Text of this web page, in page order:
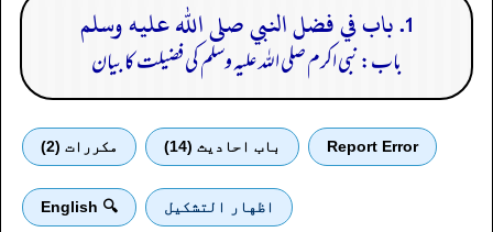
1. باب في فضل النبي صلى الله عليه وسلم
باب: نبی اکرم صلی الله علیہ وسلم کی فضیلت کا بیان
Report Error باب احادیث (14) مكررات (2)
اظهار التشكيل 🔍 English